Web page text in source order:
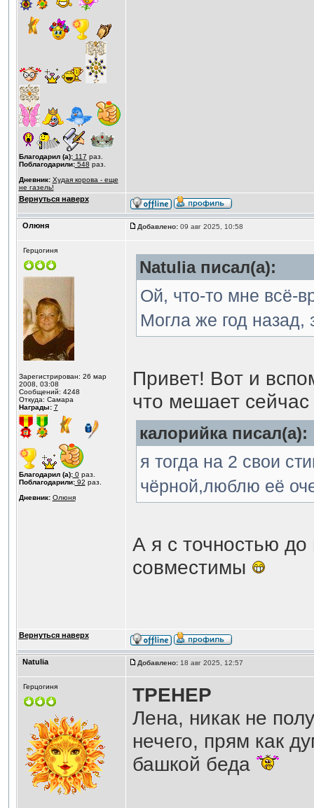
Благодарил (а):117 раз.
Поблагодарили:548 раз.
Дневник: Худая корова - еще
не газель!
Вернуться наверх
Олюня Добавлено:09 авг 2025, 10:58
Герцогиня
Зарегистрирован: 26 мар
2008, 03:08
Сообщений: 4248
Откуда: Самара
Награды: 7
Благодарил (а):0раз.
Поблагодарили:92 раз.
Дневник: Олюня
Natulia писал(а):
Ой, что-то мне всё-
Могла же год назад,
Привет! Вот и
что мешает сейчас
калорийка писал(а):
я тогда на 2 свои
чёрной,люблю её
А я с точностью
совместимы
Вернуться наверх
Natulia Добавлено:18 авг 2025, 12:57
Герцогиня
ТРЕНЕР
Лена, никак не
нечего, прям как
башкой беда